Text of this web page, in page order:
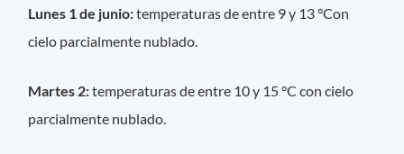
Lunes 1 de junio:temperaturas de entre 9 y 13 °Con
cielo parcialmente nublado.
Martes 2:temperaturas de entre 10 y 15 °C con cielo
parcialmente nublado.